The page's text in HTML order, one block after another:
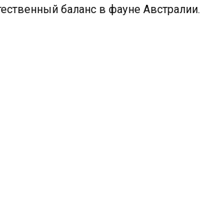
баланс в фауне Австралии.